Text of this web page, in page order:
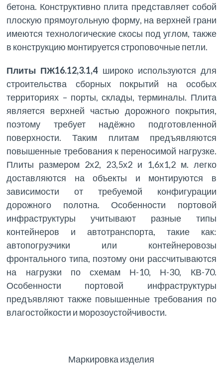
бетона. Конструктивно плита представляет собой
плоскую прямоугольную форму, на верхней грани
имеются технологические скосы под углом, также
в конструкцию монтируется строповочные петли.
Плиты ПЖ16.12,3.1,4 широко используются для
строительства сборных покрытий на особых
территориях – порты, склады, терминалы. Плита
является верхней частью дорожного покрытия,
поэтому требует надёжно подготовленной
поверхности. Таким плитам предъявляются
повышенные требования к переносимой нагрузке.
Плиты размером 2х2, 23,5х2 и 1,6х1,2 м. легко
доставляются на объекты и монтируются в
зависимости от требуемой конфигурации
дорожного полотна. Особенности портовой
инфраструктуры учитывают разные типы
контейнеров и автотранспорта, такие как:
автопогрузчики или контейнеровозы
фронтального типа, поэтому они рассчитываются
на нагрузки по схемам Н-10, Н-30, КВ-70.
Особенности портовой инфраструктуры
предъявляют также повышенные требования по
влагостойкости и морозоустойчивости.
Маркировка изделия